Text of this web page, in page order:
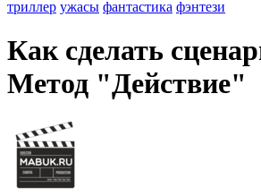
триллер ужасы фантастика фэнтези
Как сделать
Метод "Действие"